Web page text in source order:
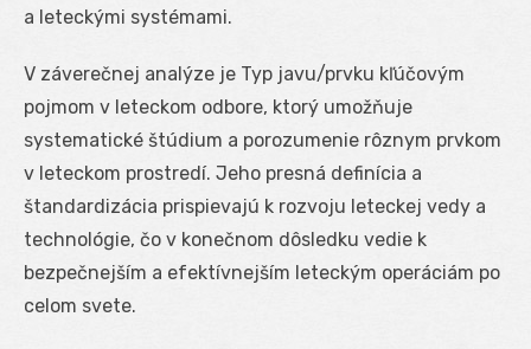
a leteckými systémami.
V záverečnej analýze je Typ javu/prvku kľúčovým
pojmom v leteckom odbore, ktorý umožňuje
systematické štúdium a porozumenie rôznym prvkom
v leteckom prostredí. Jeho presná definícia a
štandardizácia prispievajú k rozvoju leteckej vedy a
technológie, čo v konečnom dôsledku vedie k
bezpečnejším a efektívnejším leteckým operáciám po
celom svete.